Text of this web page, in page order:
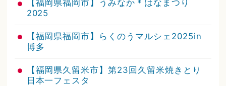
【福岡県福岡市】うみなか＊はなまつり
2025
【福岡県福岡市】らくのうマルシェ2025in
博多
【福岡県久留米市】第23回久留米焼きとり
日本一フェスタ